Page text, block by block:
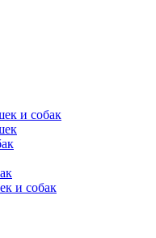
и собак
и собак